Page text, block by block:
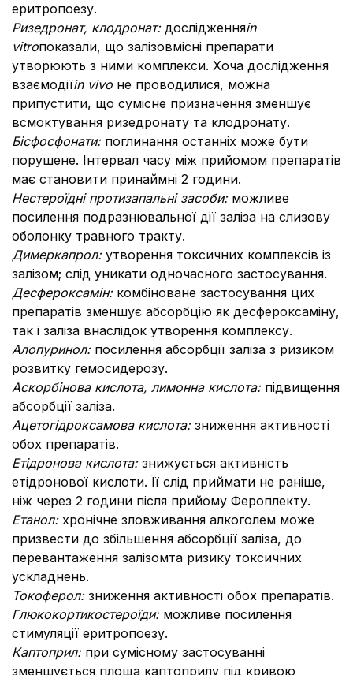
еритропоезу.
Ризедронат, клодронат: дослідженняin
vitroпоказали, що залізовмісні препарати
утворюють з ними комплекси. Хоча дослідження
взаємодіїin vivo не проводилися, можна
припустити, що сумісне призначення зменшує
всмоктування ризедронату та клодронату.
Бісфосфонати: поглинання останніх може бути
порушене. Інтервал часу між прийомом препаратів
має становити принаймні 2 години.
Нестероїдні протизапальні засоби: можливе
посилення подразнювальної дії заліза на слизову
оболонку травного тракту.
Димеркапрол: утворення токсичних комплексів із
залізом; слід уникати одночасного застосування.
Десфероксамін: комбіноване застосування цих
препаратів зменшує абсорбцію як десфероксаміну,
так і заліза внаслідок утворення комплексу.
Алопуринол: посилення абсорбції заліза з ризиком
розвитку гемосидерозу.
Аскорбінова кислота, лимонна кислота: підвищення
абсорбції заліза.
Ацетогідроксамова кислота: зниження активності
обох препаратів.
Етідронова кислота: знижується активність
етідронової кислоти. Її слід приймати не раніше,
ніж через 2 години після прийому Фероплекту.
Етанол: хронічне зловживання алкоголем може
призвести до збільшення абсорбції заліза, до
перевантаження залізомта ризику токсичних
ускладнень.
Токоферол: зниження активності обох препаратів.
Глюкокортикостероїди: можливе посилення
стимуляції еритропоезу.
Каптоприл: при сумісному застосуванні
зменшується площа каптоприлу під кривою